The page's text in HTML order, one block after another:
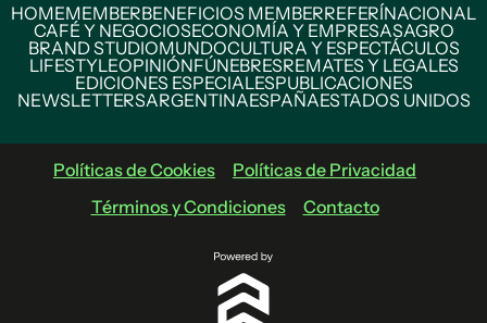
HOMEMEMBERBENEFICIOS MEMBERREFERÍNACIONAL
CAFÉ Y NEGOCIOSECONOMÍA Y EMPRESASAGRO
BRAND STUDIOMUNDOCULTURA Y ESPECTÁCULOS
LIFESTYLEOPINIÓNFÚNEBRESREMATES Y LEGALES
EDICIONES ESPECIALESPUBLICACIONES
NEWSLETTERSARGENTINAESPAÑAESTADOS UNIDOS
Políticas de Cookies
Políticas de Privacidad
Términos y Condiciones
Contacto